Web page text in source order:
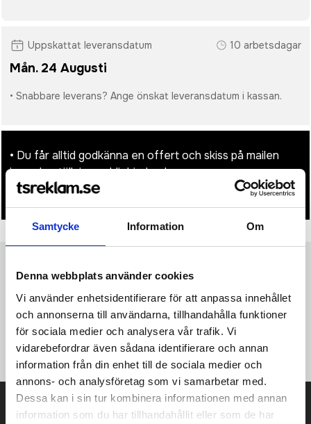
Samtycke Information Om
Denna webbplats använder cookies
Vi använder enhetsidentifierare för att anpassa innehållet
och annonserna till användarna, tillhandahålla funktioner
för sociala medier och analysera vår trafik. Vi
vidarebefordrar även sådana identifierare och annan
information från din enhet till de sociala medier och
annons- och analysföretag som vi samarbetar med.
Dessa kan i sin tur kombinera informationen med annan
information som du har tillhandahållit eller som de har
Uppskattat leveransdatum 10 arbetsdagar
Mån. 24 Augusti
• Snabbare leverans? Ange önskat leveransdatum i kassan.
• Du får alltid godkänna en offert och skiss på mailen
innan beställningen blir bindande.
• Tryckfil/er logo laddas upp i kassan.
ProduktinformationSpecifikationerPristabell
·160 g/m² ·95% polyester (COOLdry), 5% elastan ·Mjukt lätt tyg
·Andas ·Snabbtorkande och svettreglerande ·Flatlocksöm
·Reflekterande tryck ·Sportig passform.
Prisuppgift på mailen?